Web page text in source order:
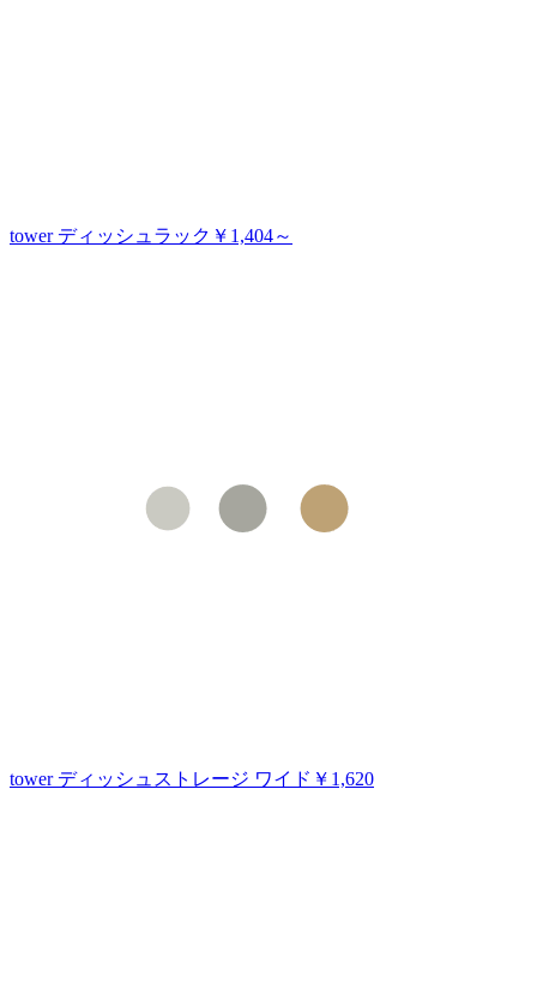
tower ディッシュラック ￥1,404～
tower ディッシュストレージ ワイド ￥1,620